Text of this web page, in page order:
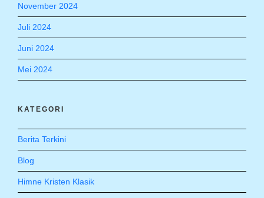
November 2024
Juli 2024
Juni 2024
Mei 2024
KATEGORI
Berita Terkini
Blog
Himne Kristen Klasik